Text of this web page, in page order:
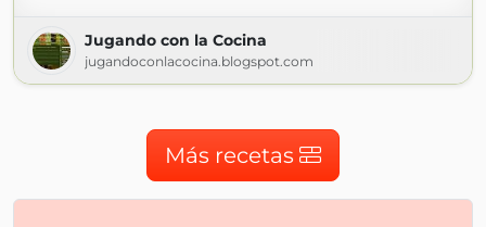
Jugando con la Cocina
jugandoconlacocina.blogspot.com
Más recetas